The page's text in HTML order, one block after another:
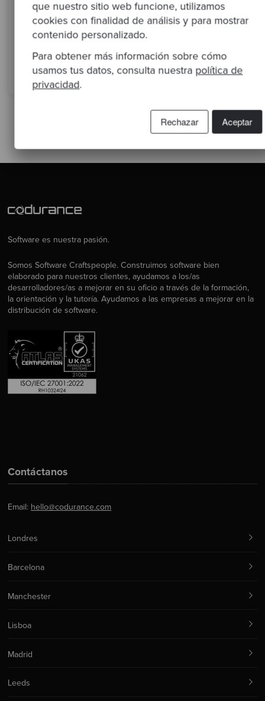
que nuestro sitio web funcione, utilizamos
cookies con finalidad de análisis y para mostrar
contenido personalizado.
Para obtener más información sobre cómo
usamos tus datos, consulta nuestra política de
privacidad.
Aceptar
Rechazar
diligence técnica que revela el
valor real de cada adquisición
Ver panel completo
estrategia y acelera
de valor con un
Conoce la
Software es nuestra pasión.
Somos Software Craftspeople. Construimos software bien
elaborado para nuestros clientes, ayudamos a los/as
desarrolladores/as a mejorar en su oficio a través de la formación,
la orientación y la tutoría. Ayudamos a las empresas a mejorar en la
distribución de software.
Contáctanos
Email: hello@codurance.com
Londres
Barcelona
Manchester
Lisboa
Madrid
Leeds